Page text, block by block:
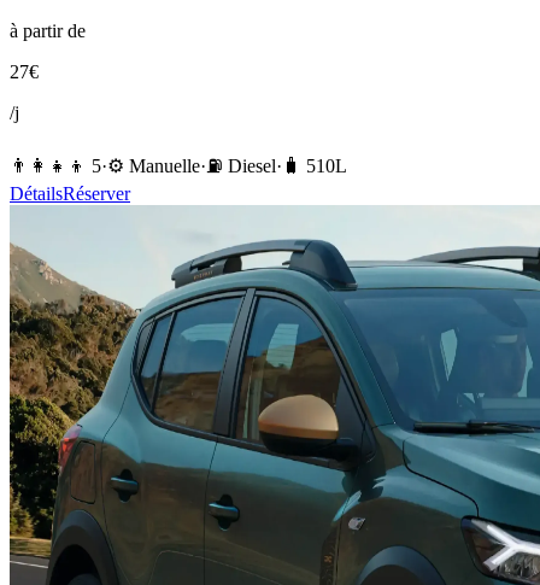
à partir de
27€
/j
👨‍👩‍👧‍👦 5·⚙️ Manuelle·⛽️ Diesel· 🧳 510L
DétailsRéserver